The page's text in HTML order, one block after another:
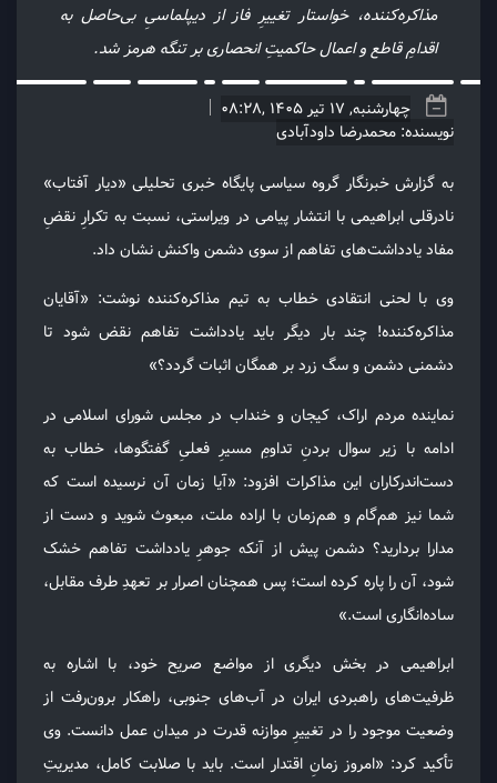
مذاکره‌کننده، خواستار تغییرِ فاز از دیپلماسیِ بی‌حاصل به
اقدامِ قاطع و اعمال حاکمیتِ انحصاری بر تنگه هرمز شد.
چهارشنبه, 17 تیر 1405 ,08:28
نویسنده: محمدرضا داودآبادی
به گزارش خبرنگار گروه سیاسی پایگاه خبری تحلیلی «دیار آفتاب»
نادرقلی ابراهیمی با انتشار پیامی در ویراستی، نسبت به تکرارِ نقضِ
مفاد یادداشت‌های تفاهم از سوی دشمن واکنش نشان داد.
وی با لحنی انتقادی خطاب به تیم مذاکره‌کننده نوشت: «آقایان
مذاکره‌کننده! چند بار دیگر باید یادداشت تفاهم نقض شود تا
دشمنی دشمن و سگ زرد بر همگان اثبات گردد؟»
نماینده مردم اراک، کیجان و خنداب در مجلس شورای اسلامی در
ادامه با زیر سوال بردنِ تداومِ مسیرِ فعلیِ گفتگوها، خطاب به
دست‌اندرکاران این مذاکرات افزود: «آیا زمان آن نرسیده است که
شما نیز هم‌گام و هم‌زمان با اراده ملت، مبعوث شوید و دست از
مدارا بردارید؟ دشمن پیش از آنکه جوهرِ یادداشت تفاهم خشک
شود، آن را پاره کرده است؛ پس همچنان اصرار بر تعهدِ طرف مقابل،
ساده‌انگاری است.»
ابراهیمی در بخش دیگری از مواضع صریح خود، با اشاره به
ظرفیت‌های راهبردی ایران در آب‌های جنوبی، راهکار برون‌رفت از
وضعیت موجود را در تغییرِ موازنه قدرت در میدان عمل دانست. وی
تأکید کرد: «امروز زمانِ اقتدار است. باید با صلابت کامل، مدیریتِ